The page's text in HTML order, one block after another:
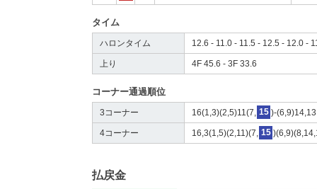
タイム
ハロンタイム 12.6 - 11.0 - 11.5 - 12.5 - 12.0 -
上り 4F 45.6 - 3F 33.6
コーナー通過順位
3コーナー 16(1,3)(2,5)11(7, 15 )-
4コーナー 16,3(1,5)(2,11)(7, 15
払戻金